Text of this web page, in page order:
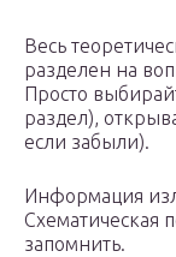
Весь
разделен на
Просто
раздел),
если забыли).
Информация
Схематическая
запомнить.